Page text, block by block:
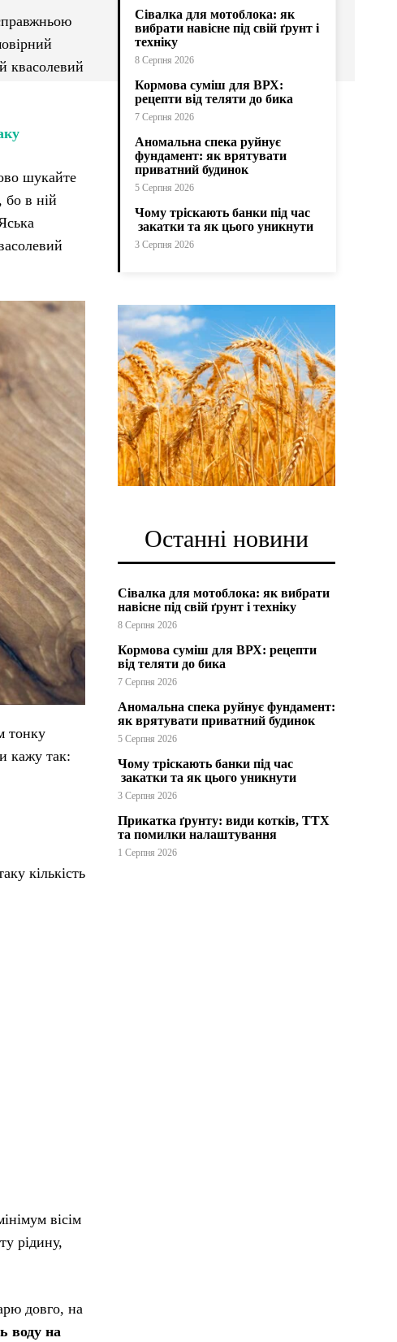
квасолевий
шукайте
бо в ній
тонку
кажу так:
кількість
вісім
рідину,
довго, на
воду на
Сівалка для мотоблока: як
вибрати навісне під свій ґрунт і
техніку
8 Серпня 2026
Кормова суміш для ВРХ:
рецепти від теляти до бика
7 Серпня 2026
Аномальна спека руйнує
фундамент: як врятувати
приватний будинок
5 Серпня 2026
Чому тріскають банки під час
закатки та як цього уникнути
3 Серпня 2026
Останні новини
Сівалка для мотоблока: як вибрати
навісне під свій ґрунт і техніку
8 Серпня 2026
Кормова суміш для ВРХ: рецепти
від теляти до бика
7 Серпня 2026
Аномальна спека руйнує фундамент:
як врятувати приватний будинок
5 Серпня 2026
Чому тріскають банки під час
закатки та як цього уникнути
3 Серпня 2026
Прикатка ґрунту: види котків, ТТХ
та помилки налаштування
1 Серпня 2026